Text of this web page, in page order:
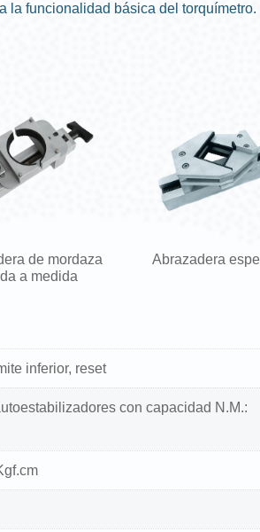
la funcionalidad básica del torquímetro.
Abrazadera específica
inferior, reset
con capacidad N.M.: